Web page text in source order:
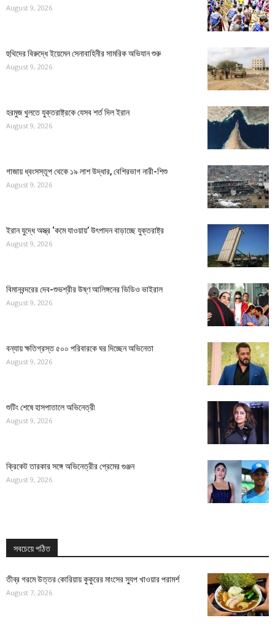
August 9, 2026
হুথিদের বিরুদ্ধে ইয়েমেন সেনাবাহিনীর সামরিক অভিযান শুরু
August 9, 2026
হরমুজ খুলতে যুক্তরাষ্ট্রকে যেসব শর্ত দিল ইরান
August 9, 2026
গাজায় ধ্বংসস্তূপ থেকে ১৯ লাশ উদ্ধার, বেশিরভাগ নারী-শিশু
August 9, 2026
ইরান যুদ্ধে অস্ত্র ‘কমে যাওয়ায়’ উৎপাদন বাড়াচ্ছে যুক্তরাষ্ট্র
August 9, 2026
বিমানবন্দরের দেব-শুভশ্রীর উষ্ণ আলিঙ্গনের ভিডিও ভাইরাল
August 9, 2026
বন্যায় ক্ষতিগ্রস্ত ৫০০ পরিবারকে ঘর দিচ্ছেন অভিনেতা
August 9, 2026
শুটিং শেষে হাসপাতালে অভিনেত্রী
August 9, 2026
ক্রিকেট তারকার সঙ্গে অভিনেত্রীর প্রেমের গুঞ্জন
August 9, 2026
সবচেয়ে পঠিত
তীব্র গরমে উত্তর কোরিয়ায় কুকুরের মাংসের স্যুপ খাওয়ার পরামর্শ
August 7, 2026